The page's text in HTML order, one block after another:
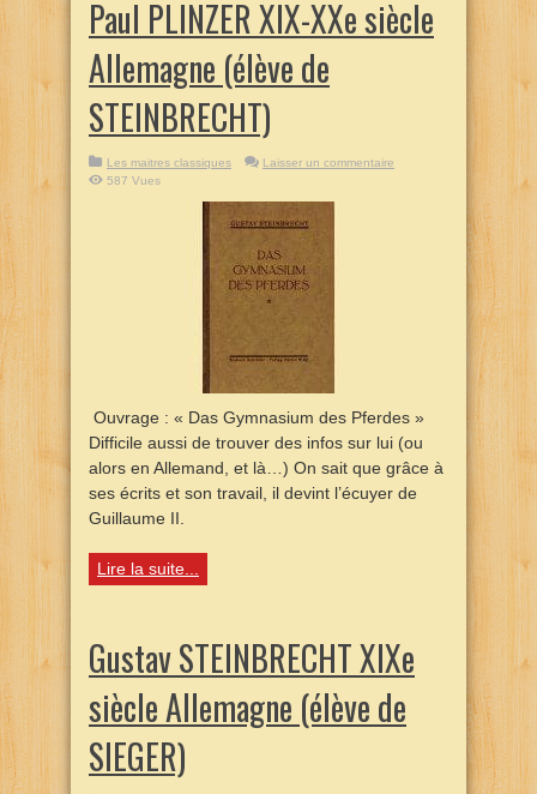
Paul PLINZER XIX-XXe siècle
Allemagne (élève de
STEINBRECHT)
Les maitres classiques
Laisser un commentaire
587 Vues
Ouvrage : « Das Gymnasium des Pferdes »
Difficile aussi de trouver des infos sur lui (ou
alors en Allemand, et là…) On sait que grâce à
ses écrits et son travail, il devint l’écuyer de
Guillaume II.
Lire la suite...
Gustav STEINBRECHT XIXe
siècle Allemagne (élève de
SIEGER)